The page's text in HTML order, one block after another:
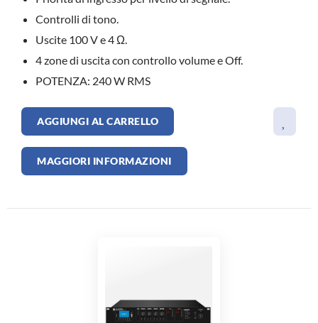
Controlli di tono.
Uscite 100 V e 4 Ω.
4 zone di uscita con controllo volume e Off.
POTENZA: 240 W RMS
AGGIUNGI AL CARRELLO
MAGGIORI INFORMAZIONI